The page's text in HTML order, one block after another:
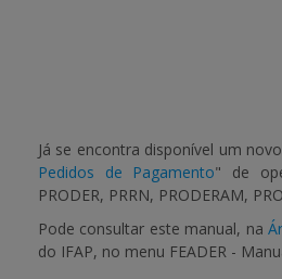
APOIO AO BENEFICIÁRIO
Entrar / Registar
Já se encontra disponível um novo
Pedidos de Pagamento" de
PRODER, PRRN, PRODERAM,
Pode consultar este manual, na
do IFAP, no menu FEADER -